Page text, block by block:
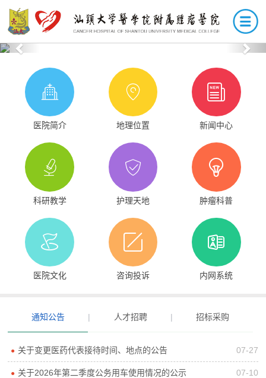
Previous
医院简介 地理位置 新闻中心
科研教学 护理天地 肿瘤科普
医院文化 咨询投诉 内网系统
通知公告 | 人才招聘 | 招标采购
● 关于变更医药代表接待时间、地点的公告 07-27
● 关于2026年第二季度公务用车使用情况的公示 07-10